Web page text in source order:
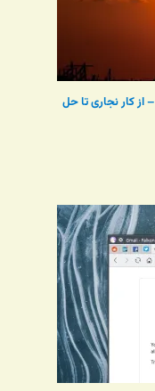
لینک های شاد دوشنبه های آخر ماه مرداد ۱۳۹۶ – از کار نجاری تا حل